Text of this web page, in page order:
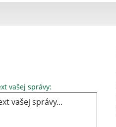
vašej správy: Text vašej